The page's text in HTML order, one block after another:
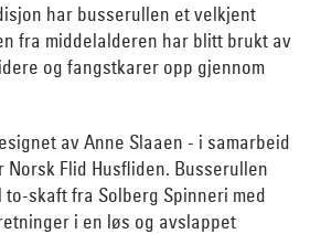
har busserullen et velkjent
fra middelalderen har blitt brukt av
og fangstkarer opp gjennom
av Anne Slaaen - i samarbeid
Norsk Flid Husfliden. Busserullen
to-skaft fra Solberg Spinneri med
i en løs og avslappet